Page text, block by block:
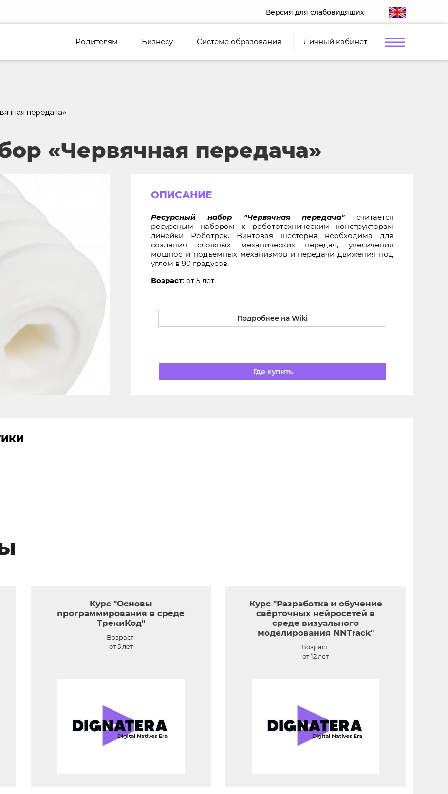
Версия для слабовидящих
Родителям Бизнесу Системе образования Личный кабинет
передача»
«Червячная передача»
ОПИСАНИЕ
Ресурсный набор "Червячная передача"считается
ресурсным набором к робототехническим конструкторам
линейки Роботрек. Винтовая шестерня необходима для
создания сложных механических передач, увеличения
мощности подъемных механизмов и передачи движения под
углом в 90 градусов.
Возраст: от 5 лет
Подробнее на Wiki
Где купить
Курс "Основы
программирования в среде
ТрекиКод"
Возраст:
от 5 лет
Курс "Разработка и обучение
свёрточных нейросетей в
среде визуального
моделирования NNTrack"
Возраст:
от 12 лет